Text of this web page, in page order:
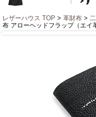
レザーハウス TOP > 革財布 >
布 アローヘッドフラップ（エイ